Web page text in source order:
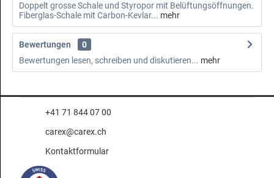
Doppelt grosse Schale und Styropor mit Belüftungsöffnungen.
Fiberglas-Schale mit Carbon-Kevlar... mehr
Bewertungen
0
Bewertungen lesen, schreiben und diskutieren... mehr
+41 71 844 07 00
carex@carex.ch
Kontaktformular